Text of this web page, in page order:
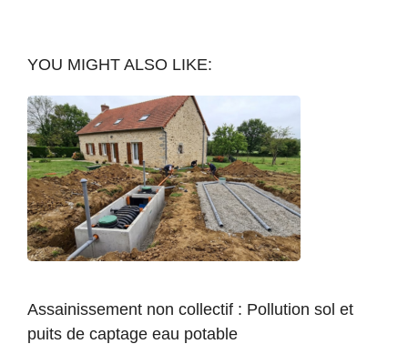
YOU MIGHT ALSO LIKE:
Assainissement non collectif : Pollution sol et
puits de captage eau potable